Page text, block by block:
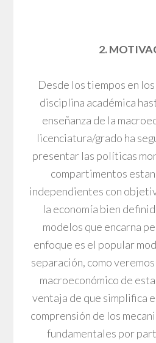
2.
Desde los tiempos en
disciplina académica
enseñanza de la
licenciatura/grado ha
presentar las políticas
compartimentos
independientes con
la economía bien
modelos que encarna
enfoque es el popular
separación, como
macroeconómico de
ventaja de que simplifica
comprensión de los
fundamentales por